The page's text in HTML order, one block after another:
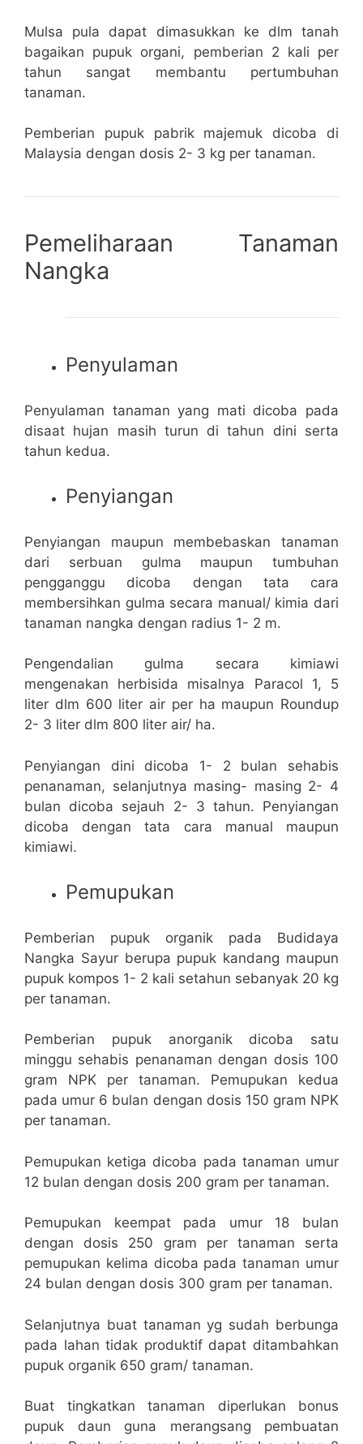
Mulsa pula dapat dimasukkan ke dlm tanah
bagaikan pupuk organi, pemberian 2 kali per
tahun sangat membantu pertumbuhan
tanaman.
Pemberian pupuk pabrik majemuk dicoba di
Malaysia dengan dosis 2- 3 kg per tanaman.
Pemeliharaan Tanaman
Nangka
Penyulaman
Penyulaman tanaman yang mati dicoba pada
disaat hujan masih turun di tahun dini serta
tahun kedua.
Penyiangan
Penyiangan maupun membebaskan tanaman
dari serbuan gulma maupun tumbuhan
pengganggu dicoba dengan tata cara
membersihkan gulma secara manual/ kimia dari
tanaman nangka dengan radius 1- 2 m.
Pengendalian gulma secara kimiawi
mengenakan herbisida misalnya Paracol 1, 5
liter dlm 600 liter air per ha maupun Roundup
2- 3 liter dlm 800 liter air/ ha.
Penyiangan dini dicoba 1- 2 bulan sehabis
penanaman, selanjutnya masing- masing 2- 4
bulan dicoba sejauh 2- 3 tahun. Penyiangan
dicoba dengan tata cara manual maupun
kimiawi.
Pemupukan
Pemberian pupuk organik pada Budidaya
Nangka Sayur berupa pupuk kandang maupun
pupuk kompos 1- 2 kali setahun sebanyak 20 kg
per tanaman.
Pemberian pupuk anorganik dicoba satu
minggu sehabis penanaman dengan dosis 100
gram NPK per tanaman. Pemupukan kedua
pada umur 6 bulan dengan dosis 150 gram NPK
per tanaman.
Pemupukan ketiga dicoba pada tanaman umur
12 bulan dengan dosis 200 gram per tanaman.
Pemupukan keempat pada umur 18 bulan
dengan dosis 250 gram per tanaman serta
pemupukan kelima dicoba pada tanaman umur
24 bulan dengan dosis 300 gram per tanaman.
Selanjutnya buat tanaman yg sudah berbunga
pada lahan tidak produktif dapat ditambahkan
pupuk organik 650 gram/ tanaman.
Buat tingkatkan tanaman diperlukan bonus
pupuk daun guna merangsang pembuatan